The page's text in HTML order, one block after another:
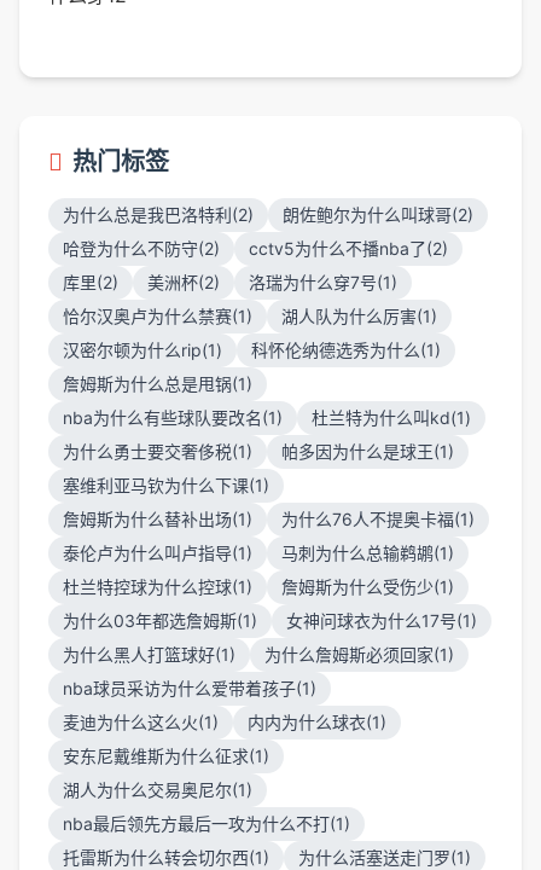
热门标签
为什么总是我巴洛特利(2)
朗佐鲍尔为什么叫球哥(2)
哈登为什么不防守(2)
cctv5为什么不播nba了(2)
库里(2)
美洲杯(2)
洛瑞为什么穿7号(1)
恰尔汉奥卢为什么禁赛(1)
湖人队为什么厉害(1)
汉密尔顿为什么rip(1)
科怀伦纳德选秀为什么(1)
詹姆斯为什么总是甩锅(1)
nba为什么有些球队要改名(1)
杜兰特为什么叫kd(1)
为什么勇士要交奢侈税(1)
帕多因为什么是球王(1)
塞维利亚马钦为什么下课(1)
詹姆斯为什么替补出场(1)
为什么76人不提奥卡福(1)
泰伦卢为什么叫卢指导(1)
马刺为什么总输鹈鹕(1)
杜兰特控球为什么控球(1)
詹姆斯为什么受伤少(1)
为什么03年都选詹姆斯(1)
女神问球衣为什么17号(1)
为什么黑人打篮球好(1)
为什么詹姆斯必须回家(1)
nba球员采访为什么爱带着孩子(1)
麦迪为什么这么火(1)
内内为什么球衣(1)
安东尼戴维斯为什么征求(1)
湖人为什么交易奥尼尔(1)
nba最后领先方最后一攻为什么不打(1)
托雷斯为什么转会切尔西(1)
为什么活塞送走门罗(1)